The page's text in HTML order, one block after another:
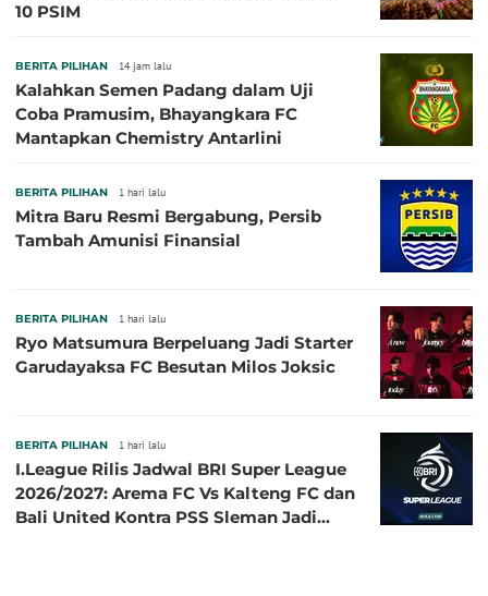
10 PSIM
BERITA PILIHAN 14 jam lalu
Kalahkan Semen Padang dalam Uji
Coba Pramusim, Bhayangkara FC
Mantapkan Chemistry Antarlini
BERITA PILIHAN 1 hari lalu
Mitra Baru Resmi Bergabung, Persib
Tambah Amunisi Finansial
BERITA PILIHAN 1 hari lalu
Ryo Matsumura Berpeluang Jadi Starter
Garudayaksa FC Besutan Milos Joksic
BERITA PILIHAN 1 hari lalu
I.League Rilis Jadwal BRI Super League
2026/2027: Arema FC Vs Kalteng FC dan
Bali United Kontra PSS Sleman Jadi